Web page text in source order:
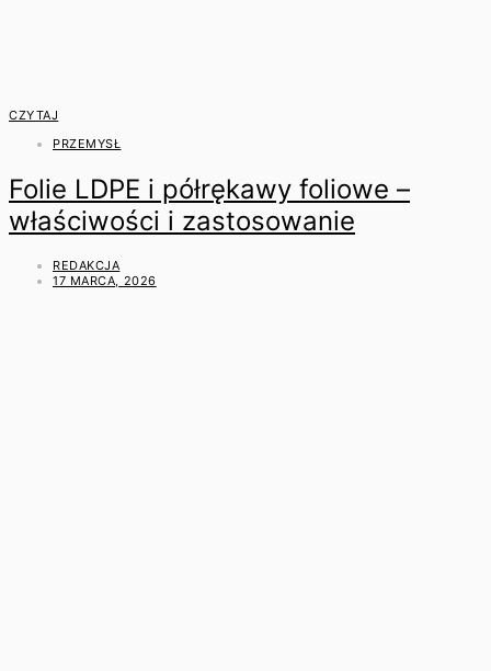
CZYTAJ
PRZEMYSŁ
Folie LDPE i półrękawy foliowe –
właściwości i zastosowanie
REDAKCJA
17 MARCA, 2026